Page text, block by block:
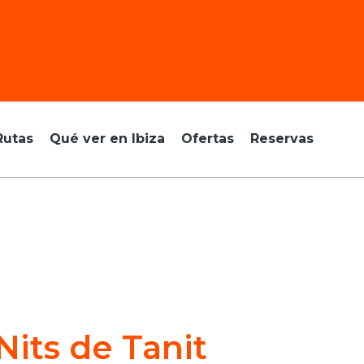
Qué ver en Ibiza Ofertas Reservas
de Tanit